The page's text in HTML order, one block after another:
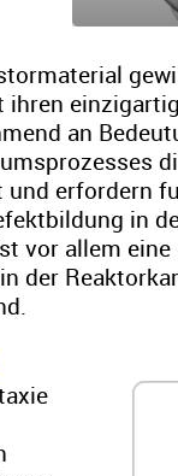
ihren
an
erfordern
in
vor allem eine
der